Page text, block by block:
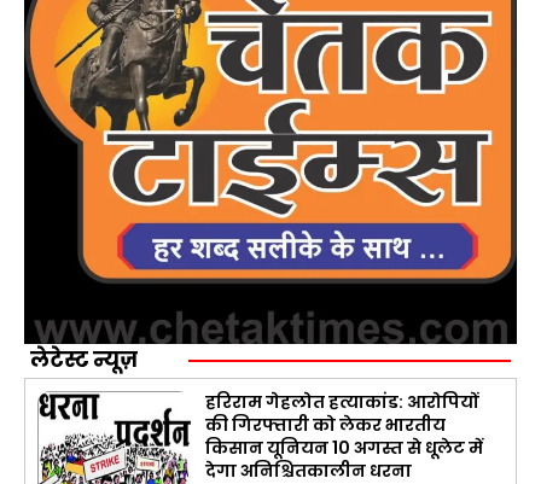
लेटेस्ट न्यूज़
हरिराम गेहलोत हत्याकांड: आरोपियों
की गिरफ्तारी को लेकर भारतीय
किसान यूनियन 10 अगस्त से धूलेट में
देगा अनिश्चितकालीन धरना